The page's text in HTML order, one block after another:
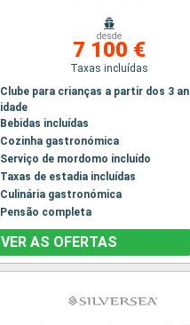
desde
7 100 €
Taxas incluídas
Clube para crianças a partir dos 3
idade
Bebidas incluídas
Cozinha gastronómica
Serviço de mordomo incluído
Taxas de estadia incluídas
Culinária gastronómica
Pensão completa
VER AS OFERTAS